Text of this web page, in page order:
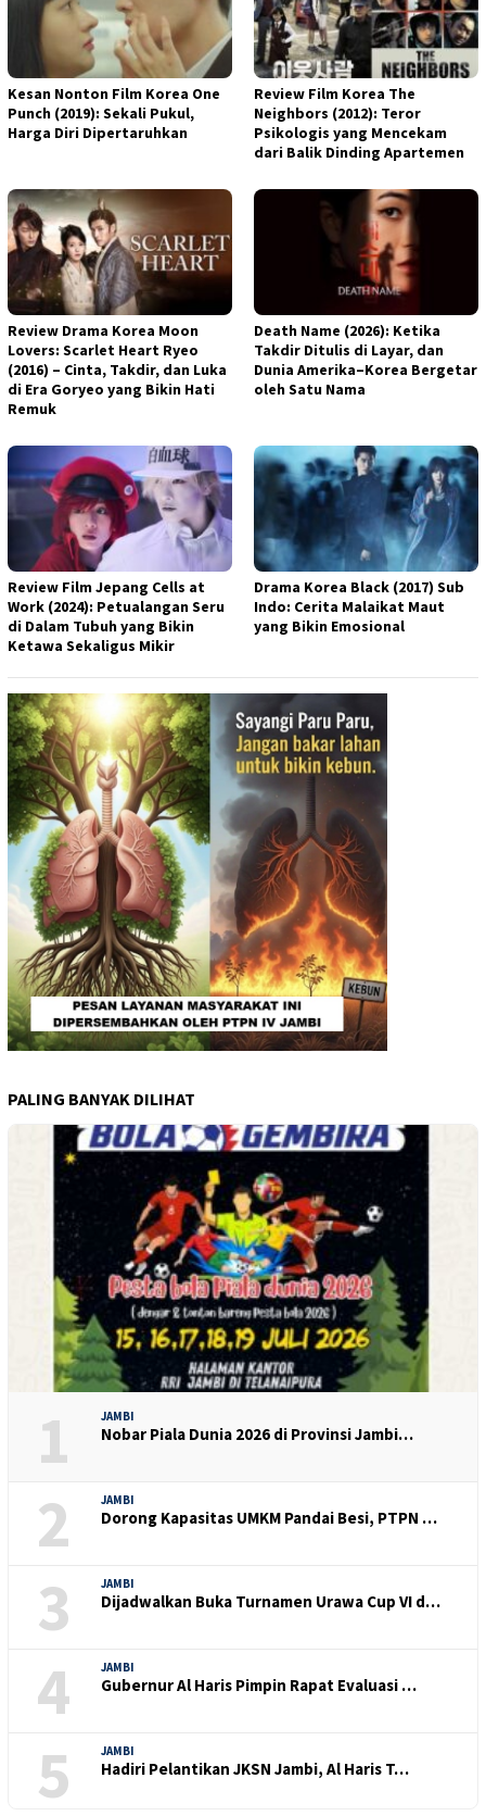
Kesan Nonton Film Korea One
Punch (2019): Sekali Pukul,
Harga Diri Dipertaruhkan
Review Film Korea The
Neighbors (2012): Teror
Psikologis yang Mencekam
dari Balik Dinding Apartemen
Review Drama Korea Moon
Lovers: Scarlet Heart Ryeo
(2016) – Cinta, Takdir, dan Luka
di Era Goryeo yang Bikin Hati
Remuk
Death Name (2026): Ketika
Takdir Ditulis di Layar, dan
Dunia Amerika–Korea Bergetar
oleh Satu Nama
Review Film Jepang Cells at
Work (2024): Petualangan Seru
di Dalam Tubuh yang Bikin
Ketawa Sekaligus Mikir
Drama Korea Black (2017) Sub
Indo: Cerita Malaikat Maut
yang Bikin Emosional
PALING BANYAK DILIHAT
1 JAMBI
Nobar Piala Dunia 2026 di Provinsi Jambi…
2 JAMBI
Dorong Kapasitas UMKM Pandai Besi, PTPN …
3 JAMBI
Dijadwalkan Buka Turnamen Urawa Cup VI d…
4 JAMBI
Gubernur Al Haris Pimpin Rapat Evaluasi …
5 JAMBI
Hadiri Pelantikan JKSN Jambi, Al Haris T…